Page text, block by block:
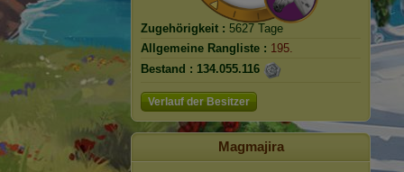
Zugehörigkeit : 5627 Tage
Allgemeine Rangliste : 195.
Bestand : 134.055.116
Verlauf der Besitzer
Magmajira